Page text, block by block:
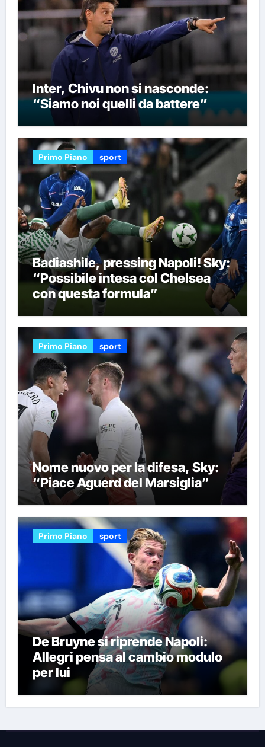
Inter, Chivu non si nasconde:
“Siamo noi quelli da battere”
Primo Piano sport
Badiashile, pressing Napoli! Sky:
“Possibile intesa col Chelsea
con questa formula”
Primo Piano sport
Nome nuovo per la difesa, Sky:
“Piace Aguerd del Marsiglia”
Primo Piano sport
De Bruyne si riprende Napoli:
Allegri pensa al cambio modulo
per lui